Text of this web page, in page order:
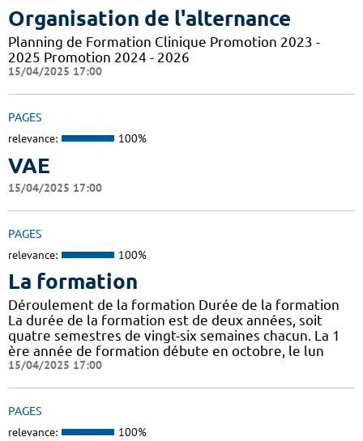
Organisation de l'alternance
Planning de Formation Clinique Promotion 2023 -
2025 Promotion 2024 - 2026
15/04/2025 17:00
PAGES
relevance: 100%
VAE
15/04/2025 17:00
PAGES
relevance: 100%
La formation
Déroulement de la formation Durée de la formation
La durée de la formation est de deux années, soit
quatre semestres de vingt-six semaines chacun. La 1
ère année de formation débute en octobre, le lun
15/04/2025 17:00
PAGES
relevance: 100%